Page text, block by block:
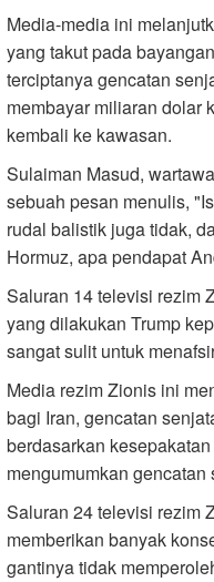
Media-media ini
yang takut pada
terciptanya gencatan
membayar miliaran dolar
kembali ke kawasan.
Sulaiman Masud,
sebuah pesan menulis,
rudal balistik juga tidak,
Hormuz, apa pendapat
Saluran 14 televisi rezim
yang dilakukan Trump
sangat sulit untuk
Media rezim Zionis ini
bagi Iran, gencatan
berdasarkan
mengumumkan
Saluran 24 televisi rezim
memberikan banyak
gantinya tidak